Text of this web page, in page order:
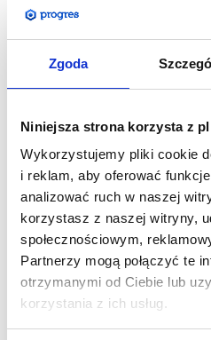
Zgoda
Niniejsza strona korzysta z
Wykorzystujemy pliki cookie
i reklam, aby oferować
analizować ruch w naszej
korzystasz z naszej witryny,
społecznościowym,
Partnerzy mogą połączyć te
otrzymanymi od Ciebie lub
korzystania z ich usług.
okrągłej
Cena brutto:405,90zł